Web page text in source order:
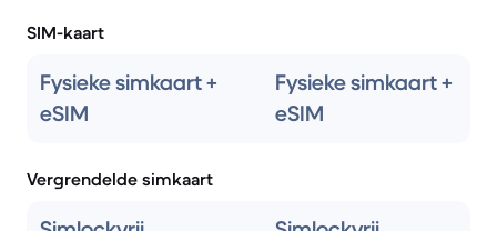
SIM-kaart
Fysieke simkaart +
eSIM
Fysieke simkaart +
eSIM
Vergrendelde simkaart